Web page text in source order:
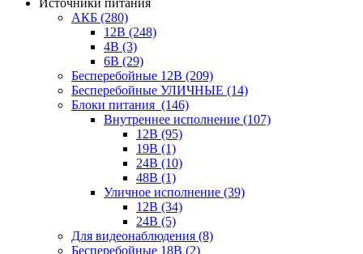
Источники питания
АКБ (280)
12В (248)
4В (3)
6В (29)
Бесперебойные 12В (209)
Бесперебойные УЛИЧНЫЕ (14)
Блоки питания (146)
Внутреннее исполнение (107)
12В (95)
19В (1)
24В (10)
48В (1)
Уличное исполнение (39)
12В (34)
24В (5)
Для видеонаблюдения (8)
Бесперебойные 18В (2)